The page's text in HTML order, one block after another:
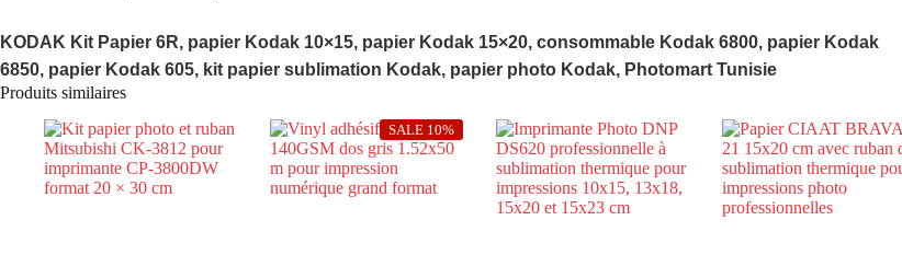
KODAK Kit Papier 6R, papier Kodak 10×15, papier Kodak 15×20, consommable Kodak 6800, papier Kodak
6850, papier Kodak 605, kit papier sublimation Kodak, papier photo Kodak, Photomart Tunisie
Produits similaires
SALE 10%